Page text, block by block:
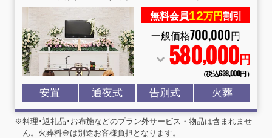
無料会員12万円割引
一般価格700,000円
580,000円
（税込638,000円）
安置 通夜式 告別式 火葬
※料理･返礼品･お布施などのプラン外サービス・物品は含まれませ
ん。火葬料金は別途お客様負担となります。